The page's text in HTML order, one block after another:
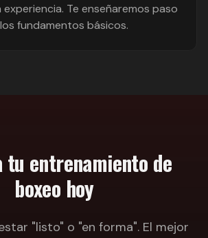
Te enseñaremos paso
fundamentos básicos.
tu entrenamiento de
boxeo hoy
"listo" o "en forma". El mejor